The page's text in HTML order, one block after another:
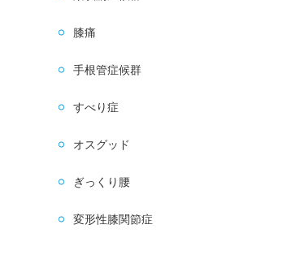
膝痛
手根管症候群
すべり症
オスグッド
ぎっくり腰
変形性膝関節症